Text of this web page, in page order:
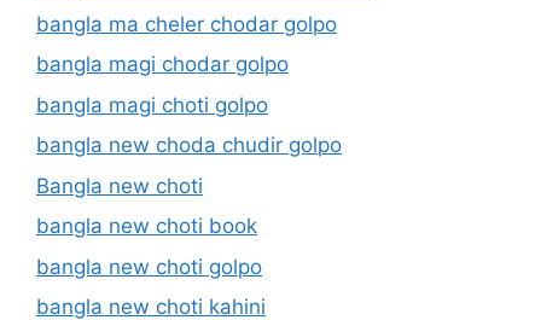
bangla ma cheler chodar golpo
bangla magi chodar golpo
bangla magi choti golpo
bangla new choda chudir golpo
Bangla new choti
bangla new choti book
bangla new choti golpo
bangla new choti kahini